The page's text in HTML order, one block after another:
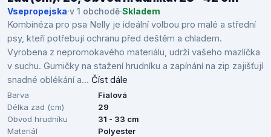
Vsepropejska·v 1 obchodě·Skladem
Kombinéza pro psa Nelly je ideální volbou pro malé a střední
psy, kteří potřebují ochranu před deštěm a chladem.
Vyrobena z nepromokavého materiálu, udrží vašeho mazlíčka
v suchu. Gumičky na stažení hrudníku a zapínání na zip zajišťují
snadné oblékání a... Číst dále
Barva
Fialová
Délka zad (cm)
29
Obvod hrudníku
31 - 33 cm
Materiál
Polyester